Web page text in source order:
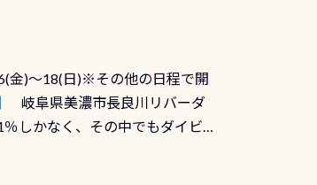
て水検査して調べます ●給気バ
込む「給気バルブ」のオーバ
てドライスーツに空気が入り
に是非やってください！！ ●
金)～18(日)※その他の日程で開
岐阜県美濃市長良川リバーダ
しかなく、その中でもダイビ